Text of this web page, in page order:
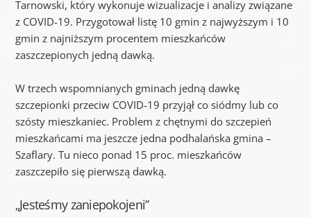
Tarnowski, który wykonuje wizualizacje i analizy związane
z COVID-19. Przygotował listę 10 gmin z najwyższym i 10
gmin z najniższym procentem mieszkańców
zaszczepionych jedną dawką.
W trzech wspomnianych gminach jedną dawkę
szczepionki przeciw COVID-19 przyjął co siódmy lub co
szósty mieszkaniec. Problem z chętnymi do szczepień
mieszkańcami ma jeszcze jedna podhalańska gmina –
Szaflary. Tu nieco ponad 15 proc. mieszkańców
zaszczepiło się pierwszą dawką.
„Jesteśmy zaniepokojeni”